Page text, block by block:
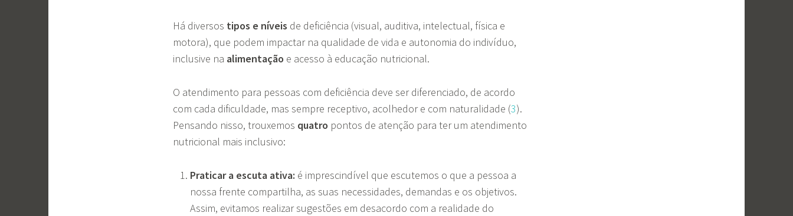
Há diversos tipos e níveis de deficiência (visual, auditiva, intelectual, física e
motora), que podem impactar na qualidade de vida e autonomia do indivíduo,
inclusive na alimentação e acesso à educação nutricional.
O atendimento para pessoas com deficiência deve ser diferenciado, de acordo
com cada dificuldade, mas sempre receptivo, acolhedor e com naturalidade (3).
Pensando nisso, trouxemos quatro pontos de atenção para ter um atendimento
nutricional mais inclusivo:
Praticar a escuta ativa: é imprescindível que escutemos o que a pessoa a
nossa frente compartilha, as suas necessidades, demandas e os objetivos.
Assim, evitamos realizar sugestões em desacordo com a realidade do